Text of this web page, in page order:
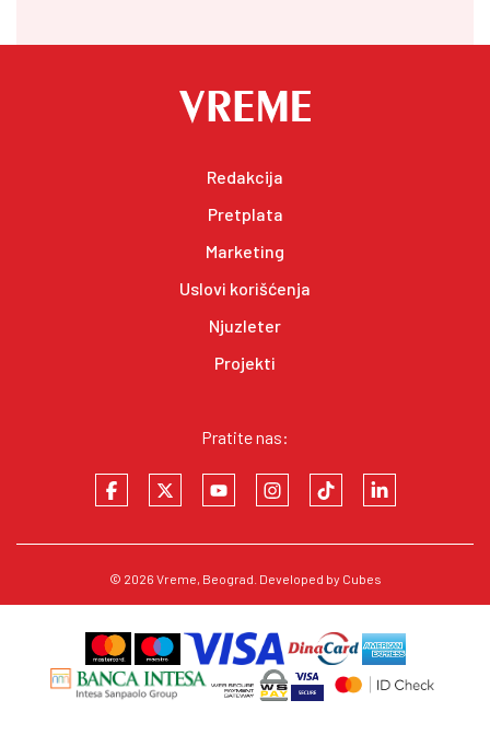
Redakcija
Pretplata
Marketing
Uslovi korišćenja
Njuzleter
Projekti
Pratite nas:
© 2026 Vreme, Beograd. Developed by Cubes